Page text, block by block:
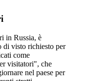
in Russia, è
di visto richiesto per
come
visitatori", che
nel paese per